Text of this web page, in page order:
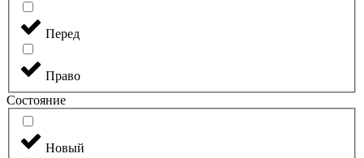
Перед
Право
Состояние
Новый